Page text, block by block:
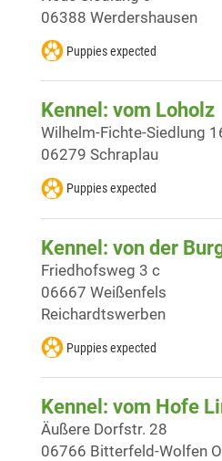
06388 Werdershausen
Puppies expected
Kennel: vom Loholz
Wilhelm-Fichte-Siedlung
06279 Schraplau
Puppies expected
Kennel: von der
Friedhofsweg 3 c
06667 Weißenfels
Reichardtswerben
Puppies expected
Kennel: vom Hofe
Äußere Dorfstr. 28
06766 Bitterfeld-Wolfen